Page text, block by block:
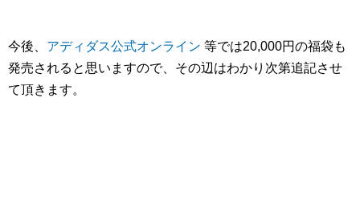
今後、 アディダス公式オンライン 等では20,000円の福袋も
発売されると思いますので、その辺はわかり次第追記させ
て頂きます。